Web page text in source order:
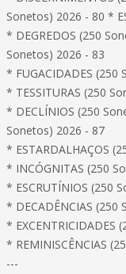
Sonetos) 2026 - 80 *
* DEGREDOS (250
Sonetos) 2026 - 83
* FUGACIDADES (250
* TESSITURAS (250
* DECLÍNIOS (250
Sonetos) 2026 - 87
* ESTARDALHAÇOS
* INCÓGNITAS (250
* ESCRUTÍNIOS (250
* DECADÊNCIAS (250
* EXCENTRICIDADES
* REMINISCÊNCIAS
---